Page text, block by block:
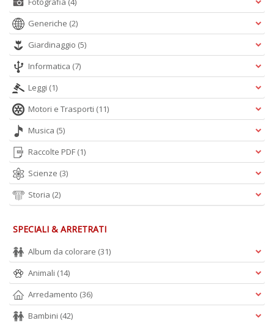
Generiche (2)
Giardinaggio (5)
Informatica (7)
Leggi (1)
Motori e Trasporti (11)
Musica (5)
Raccolte PDF (1)
Scienze (3)
Storia (2)
SPECIALI & ARRETRATI
Album da colorare (31)
Animali (14)
Arredamento (36)
Bambini (42)